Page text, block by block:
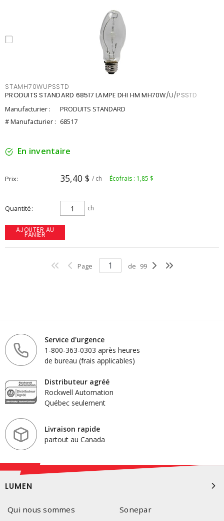
STAMH70WUPSSTD
PRODUITS STANDARD 68517 LAMPE DHI HM MH70W/U/PSSTD
Manufacturier :
PRODUITS STANDARD
# Manufacturier : 68517
En inventaire
Prix 35,40 $ / ch Écofrais : 1,85 $
Quantité ch
AJOUTER AU
PANIER
Page de 99
Service d'urgence
1-800-363-0303 après heures
de bureau (frais applicables)
Distributeur agréé
Rockwell Automation
Québec seulement
Livraison rapide
partout au Canada
LUMEN
Qui nous sommes
Sonepar